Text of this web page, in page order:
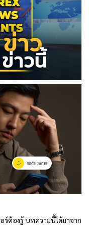
ร์ต้องรู้ บทความนี้ได้มาจาก